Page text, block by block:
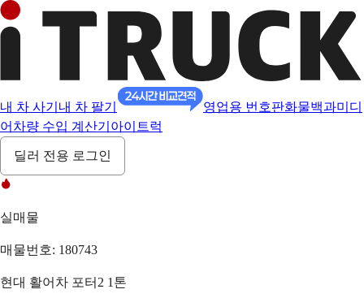
내 차 사기 내 차 팔기 영업용 번호판화물백과미디
어 차량 수입 계산기 아이트럭
딜러 전용 로그인
실매물
매물번호: 180743
현대 활어차 포터2 1톤